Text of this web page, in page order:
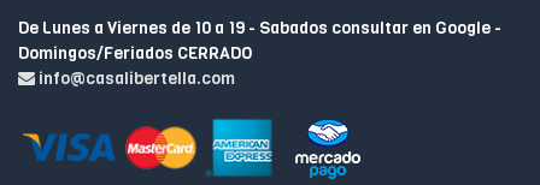
De Lunes a Viernes de 10 a 19 - Sabados consultar en Google -
Domingos/Feriados CERRADO
info@casalibertella.com